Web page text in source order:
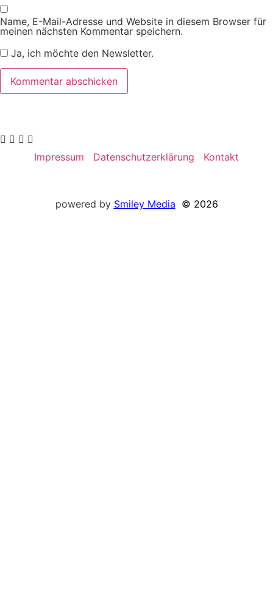
Name, E-Mail-Adresse und Website in diesem Browser für
meinen nächsten Kommentar speichern.
Ja, ich möchte den Newsletter.
Impressum Datenschutzerklärung Kontakt
powered by SmileyMedia © 2026